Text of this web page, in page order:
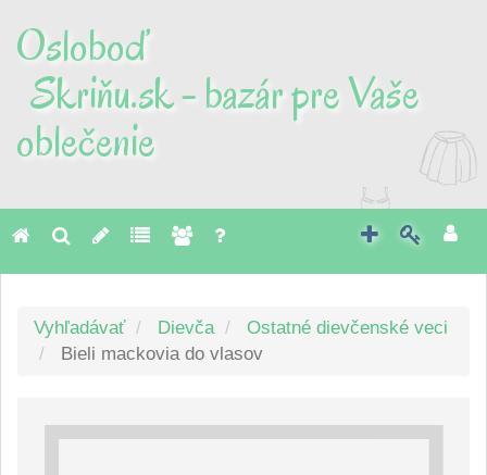
Osloboď
Skriňu.sk - bazár pre Vaše
oblečenie
Vyhľadávať Dievča
Ostatné dievčenské veci
Bieli mackovia do vlasov